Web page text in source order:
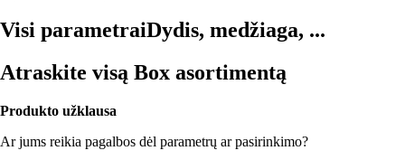
Visi parametraiDydis, medžiaga, ...
Atraskite visą Box asortimentą
Produkto užklausa
Ar jums reikia pagalbos dėl parametrų ar pasirinkimo?